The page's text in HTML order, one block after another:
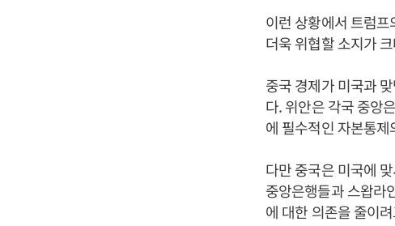
이런 상황에서 트럼
더욱 위협할 소지가
중국 경제가 미국과
다. 위안은 각국 중앙
에 필수적인 자본통
다만 중국은 미국에
중앙은행들과 스왑라
에 대한 의존을 줄이